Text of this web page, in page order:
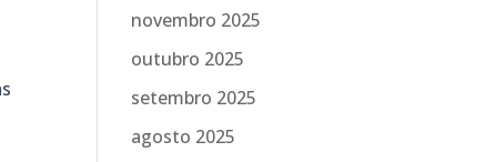
novembro 2025
outubro 2025
setembro 2025
agosto 2025